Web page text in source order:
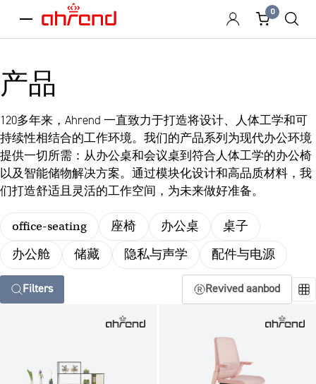
menu
0
产品
120多年来，Ahrend 一直致力于打造将设计、人体工学和可
持续性相结合的工作环境。我们的产品系列为现代办公环境
提供一切所需：从办公桌和会议桌到符合人体工学的办公椅
以及智能储物解决方案。通过模块化设计和高品质材料，我
们打造舒适且灵活的工作空间，为未来做好准备。
office-seating 座椅 办公桌
桌子
办公舱
储藏 隐私与声学 配件与电源
Filters Revived aanbod